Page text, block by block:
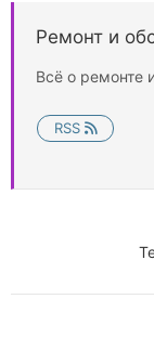
Ремонт и
Всё о ремонте
RSS